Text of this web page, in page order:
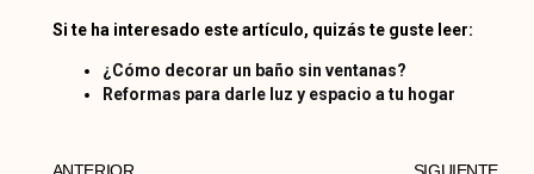
Si te ha interesado este artículo, quizás te guste leer:
¿Cómo decorar un baño sin ventanas?
Reformas para darle luz y espacio a tu hogar